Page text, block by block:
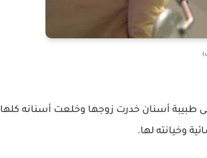
طبيبة أسنان خدرت زوجها وخلعت أسنانه كلها
وخيانته لها.